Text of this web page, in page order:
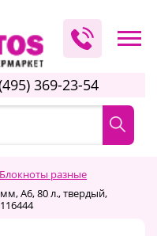
369-23-54
Блокноты разные
А6, 80 л., твердый,